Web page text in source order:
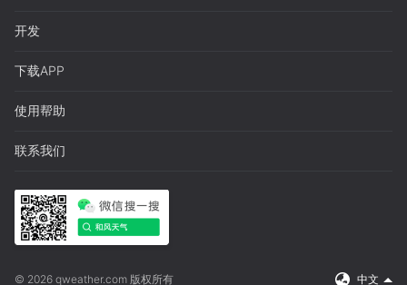
开发
下载APP
使用帮助
联系我们
© 2026 qweather.com 版权所有 中文